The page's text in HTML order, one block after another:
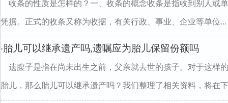
收条的性质是怎样的？一、收条的概念收条是指收到别人或
凭据。正式的收条又称为收据，有关行政、事业、企业等单位...
·胎儿可以继承遗产吗,遗嘱应为胎儿保留份额吗
遗腹子是指在尚未出生之前，父亲就去世的孩子。对于这样
胎儿，那么胎儿可以继承遗产吗？我们整理了相关资料，将在